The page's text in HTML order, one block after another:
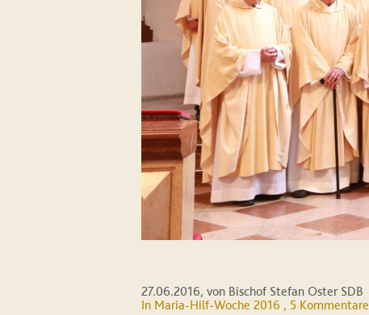
27.06.2016, von Bischof Stefan Oster SDB
In Maria-Hilf-Woche 2016 , 5 Kommentare